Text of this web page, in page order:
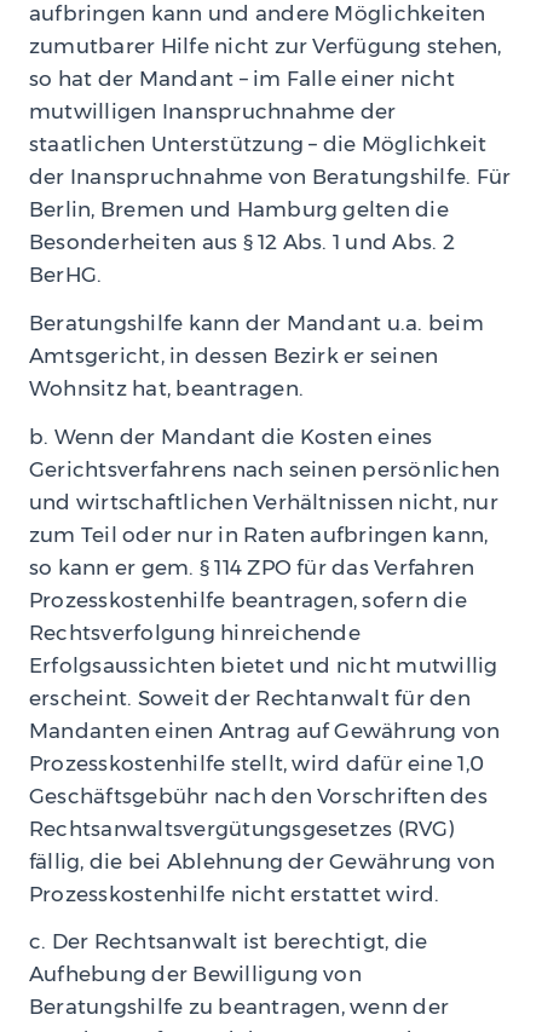
aufbringen kann und andere Möglichkeiten
zumutbarer Hilfe nicht zur Verfügung stehen,
so hat der Mandant – im Falle einer nicht
mutwilligen Inanspruchnahme der
staatlichen Unterstützung – die Möglichkeit
der Inanspruchnahme von Beratungshilfe. Für
Berlin, Bremen und Hamburg gelten die
Besonderheiten aus § 12 Abs. 1 und Abs. 2
BerHG.
Beratungshilfe kann der Mandant u.a. beim
Amtsgericht, in dessen Bezirk er seinen
Wohnsitz hat, beantragen.
b. Wenn der Mandant die Kosten eines
Gerichtsverfahrens nach seinen persönlichen
und wirtschaftlichen Verhältnissen nicht, nur
zum Teil oder nur in Raten aufbringen kann,
so kann er gem. § 114 ZPO für das Verfahren
Prozesskostenhilfe beantragen, sofern die
Rechtsverfolgung hinreichende
Erfolgsaussichten bietet und nicht mutwillig
erscheint. Soweit der Rechtanwalt für den
Mandanten einen Antrag auf Gewährung von
Prozesskostenhilfe stellt, wird dafür eine 1,0
Geschäftsgebühr nach den Vorschriften des
Rechtsanwaltsvergütungsgesetzes (RVG)
fällig, die bei Ablehnung der Gewährung von
Prozesskostenhilfe nicht erstattet wird.
c. Der Rechtsanwalt ist berechtigt, die
Aufhebung der Bewilligung von
Beratungshilfe zu beantragen, wenn der